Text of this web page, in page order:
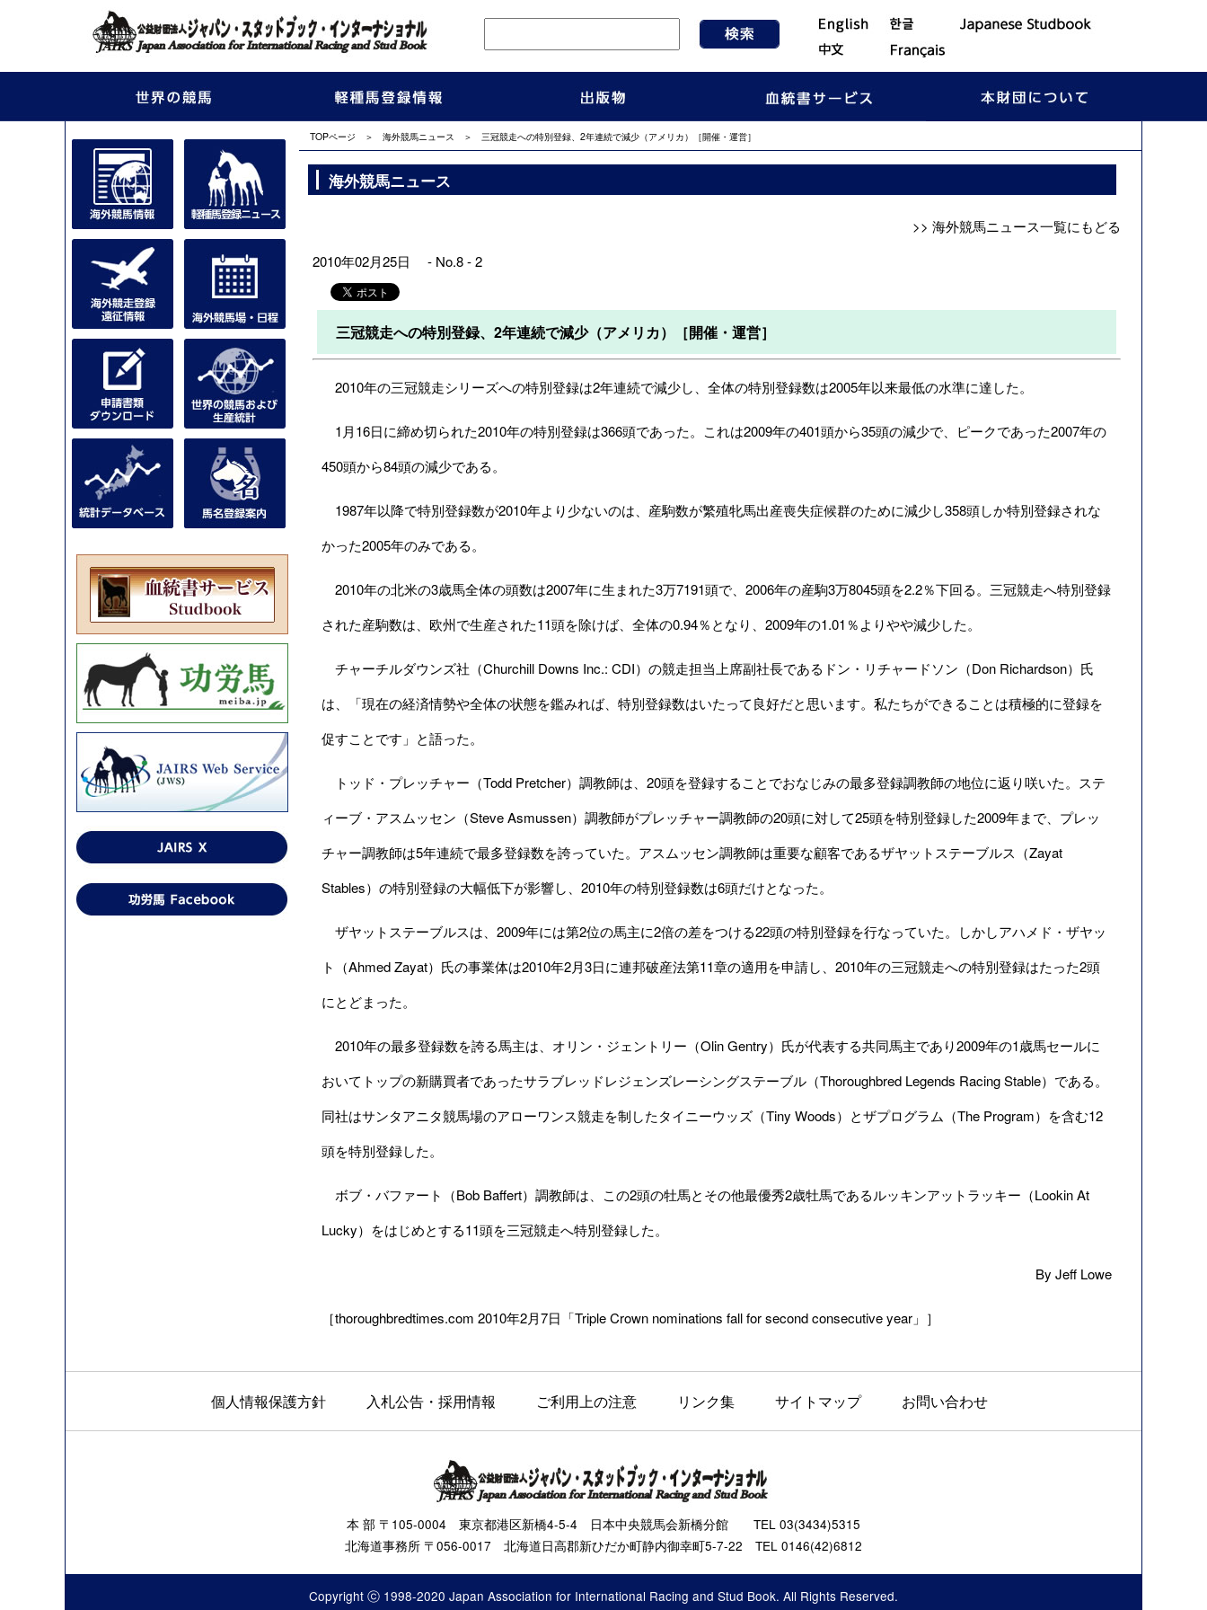
TOPページ ＞ 海外競馬ニュース ＞ 三冠競走への特別登録、2年連続で減少（アメリカ）［開催・運営］
海外競馬ニュース
>> 海外競馬ニュース一覧にもどる
2010年02月25日 - No.8 - 2
三冠競走への特別登録、2年連続で減少（アメリカ）［開催・運営］
2010年の三冠競走シリーズへの特別登録は2年連続で減少し、全体の特別登録数は2005年以来最低の水準に達した。
1月16日に締め切られた2010年の特別登録は366頭であった。これは2009年の401頭から35頭の減少で、ピークであった2007年の
450頭から84頭の減少である。
1987年以降で特別登録数が2010年より少ないのは、産駒数が繁殖牝馬出産喪失症候群のために減少し358頭しか特別登録されな
かった2005年のみである。
2010年の北米の3歳馬全体の頭数は2007年に生まれた3万7191頭で、2006年の産駒3万8045頭を2.2％下回る。三冠競走へ特別登録
された産駒数は、欧州で生産された11頭を除けば、全体の0.94％となり、2009年の1.01％よりやや減少した。
チャーチルダウンズ社（Churchill Downs Inc.: CDI）の競走担当上席副社長であるドン・リチャードソン（Don Richardson）氏
は、「現在の経済情勢や全体の状態を鑑みれば、特別登録数はいたって良好だと思います。私たちができることは積極的に登録を
促すことです」と語った。
トッド・プレッチャー（Todd Pretcher）調教師は、20頭を登録することでおなじみの最多登録調教師の地位に返り咲いた。ステ
ィーブ・アスムッセン（Steve Asmussen）調教師がプレッチャー調教師の20頭に対して25頭を特別登録した2009年まで、プレッ
チャー調教師は5年連続で最多登録数を誇っていた。アスムッセン調教師は重要な顧客であるザヤットステーブルス（Zayat
Stables）の特別登録の大幅低下が影響し、2010年の特別登録数は6頭だけとなった。
ザヤットステーブルスは、2009年には第2位の馬主に2倍の差をつける22頭の特別登録を行なっていた。しかしアハメド・ザヤッ
ト（Ahmed Zayat）氏の事業体は2010年2月3日に連邦破産法第11章の適用を申請し、2010年の三冠競走への特別登録はたった2頭
にとどまった。
2010年の最多登録数を誇る馬主は、オリン・ジェントリー（Olin Gentry）氏が代表する共同馬主であり2009年の1歳馬セールに
おいてトップの新購買者であったサラブレッドレジェンズレーシングステーブル（Thoroughbred Legends Racing Stable）である。
同社はサンタアニタ競馬場のアローワンス競走を制したタイニーウッズ（Tiny Woods）とザプログラム（The Program）を含む12
頭を特別登録した。
ボブ・バファート（Bob Baffert）調教師は、この2頭の牡馬とその他最優秀2歳牡馬であるルッキンアットラッキー（Lookin At
Lucky）をはじめとする11頭を三冠競走へ特別登録した。
By Jeff Lowe
［thoroughbredtimes.com 2010年2月7日「Triple Crown nominations fall for second consecutive year」］
個人情報保護方針 入札公告・採用情報 ご利用上の注意 リンク集 サイトマップ お問い合わせ
本 部 〒105-0004 東京都港区新橋4-5-4 日本中央競馬会新橋分館 TEL 03(3434)5315
北海道事務所 〒056-0017 北海道日高郡新ひだか町静内御幸町5-7-22 TEL 0146(42)6812
Copyright ⓒ 1998-2020 Japan Association for International Racing and Stud Book. All Rights Reserved.